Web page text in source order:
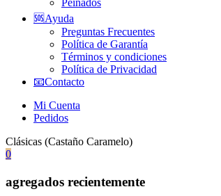
🆘Ayuda
Preguntas Frecuentes
Política de Garantía
Términos y condiciones
Política de Privacidad
📧Contacto
Mi Cuenta
Pedidos
Clásicas (Castaño Caramelo)
0
agregados recientemente